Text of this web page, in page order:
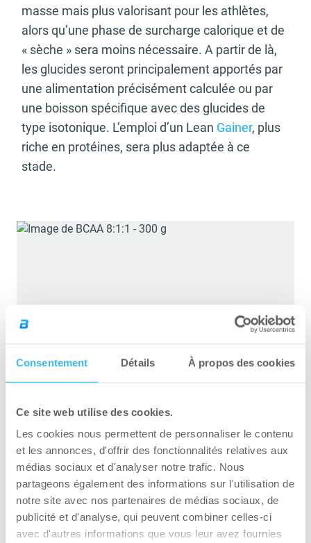
Consentement Détails À propos des cookies
Ce site web utilise des cookies.
Les cookies nous permettent de personnaliser le contenu
et les annonces, d'offrir des fonctionnalités relatives aux
médias sociaux et d'analyser notre trafic. Nous
partageons également des informations sur l'utilisation de
notre site avec nos partenaires de médias sociaux, de
publicité et d'analyse, qui peuvent combiner celles-ci
avec d'autres informations que vous leur avez fournies
masse mais plus valorisant pour les athlètes,
alors qu’une phase de surcharge calorique et de
« sèche » sera moins nécessaire. A partir de là,
les glucides seront principalement apportés par
une alimentation précisément calculée ou par
une boisson spécifique avec des glucides de
type isotonique. L’emploi d’un Lean Gainer, plus
riche en protéines, sera plus adaptée à ce
stade.
BCAA 8:1:1 – 300 g